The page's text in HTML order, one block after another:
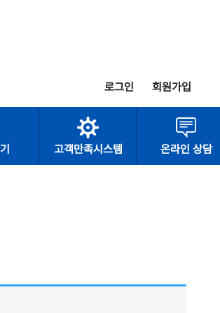
로그인 회원가입
고객만족시스템 온라인 상담